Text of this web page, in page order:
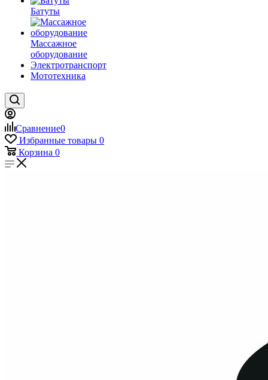
Батуты
Массажное
оборудование
Электротранспорт
Мототехника
Сравнение0
Избранные товары 0
Корзина 0